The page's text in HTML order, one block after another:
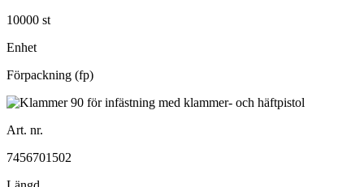
10000 st
Enhet
Förpackning (fp)
Art. nr.
7456701502